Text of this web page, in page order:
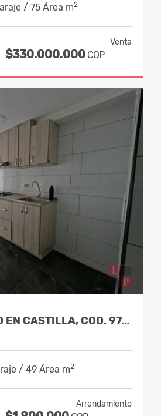
/ 75 Área m2
Venta
$330.000.000 COP
ALQUILER APARTAMENTO EN CASTILLA, COD. 9731135
/ 49 Área m2
Arrendamiento